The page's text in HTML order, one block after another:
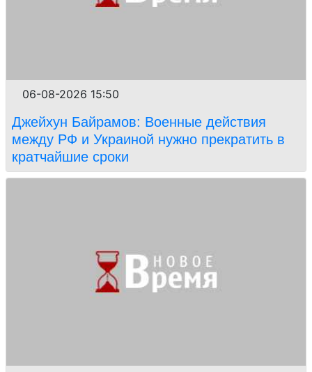
06-08-2026 15:50
Джейхун Байрамов: Военные действия
между РФ и Украиной нужно прекратить в
кратчайшие сроки